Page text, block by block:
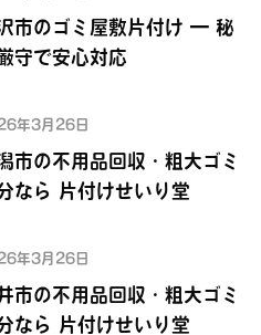
市のゴミ屋敷片付け — 秘
守で安心対応
年3月26日
市の不用品回収・粗大ゴミ
なら 片付けせいり堂
年3月26日
市の不用品回収・粗大ゴミ
なら 片付けせいり堂